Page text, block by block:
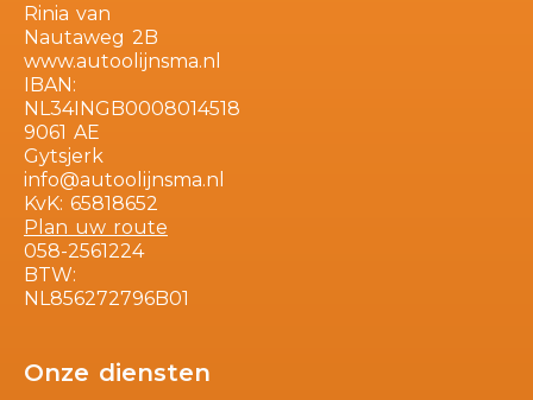
Rinia van
Nautaweg 2B
www.autoolijnsma.nl
IBAN:
NL34INGB0008014518
9061 AE
Gytsjerk
info@autoolijnsma.nl
KvK: 65818652
Plan uw route
058-2561224
BTW:
NL856272796B01
Onze diensten